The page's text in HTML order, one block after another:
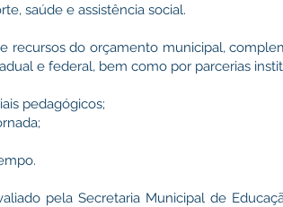
saúde e assistência social.
recursos do orçamento municipal,
e federal, bem como por parcerias
pedagógicos;
pela Secretaria Municipal de